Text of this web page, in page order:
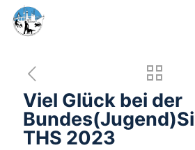
Viel Glück bei der
THS 2023